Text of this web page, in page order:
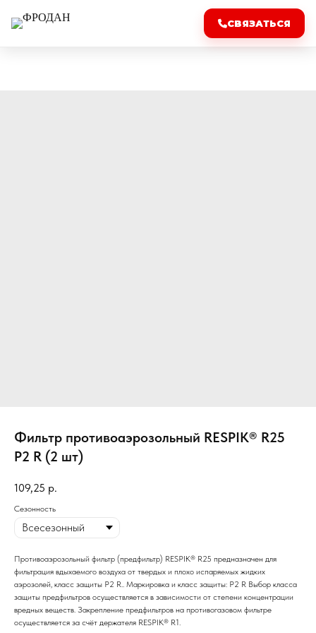
СВЯЗАТЬСЯ
Фильтр противоаэрозольный RESPIK® R25
P2 R (2 шт)
109,25 р.
Сезонность
Противоаэрозольный фильтр (предфильтр) RESPIK® R25 предназначен для
фильтрация вдыхаемого воздуха от твердых и плохо испаряемых жидких
аэрозолей, класс защиты P2 R.. Маркировка и класс защиты: P2 R Выбор класса
защиты предфильтров осуществляется в зависимости от степени концентрации
вредных веществ. Закрепление предфильтров на противогазовом фильтре
осуществляется за счёт держателя RESPIK® R1.